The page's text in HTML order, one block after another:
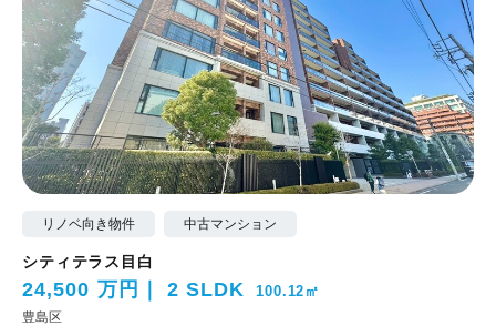
リノベ向き物件 中古マンション
シティテラス目白
24,500 万円 2 SLDK 100.12㎡
豊島区